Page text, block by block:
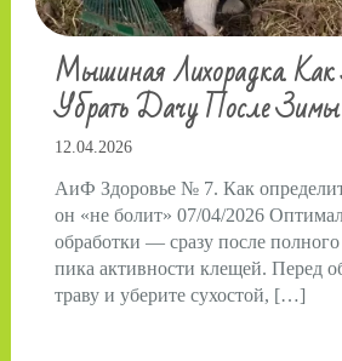
Мышиная Лихорадка. Как
Убрать Дачу После Зимы
12.04.2026
АиФ Здоровье № 7. Как
он «не болит» 07/04/2026
обработки — сразу после полного
пика активности клещей. Перед
траву и уберите сухостой, […]